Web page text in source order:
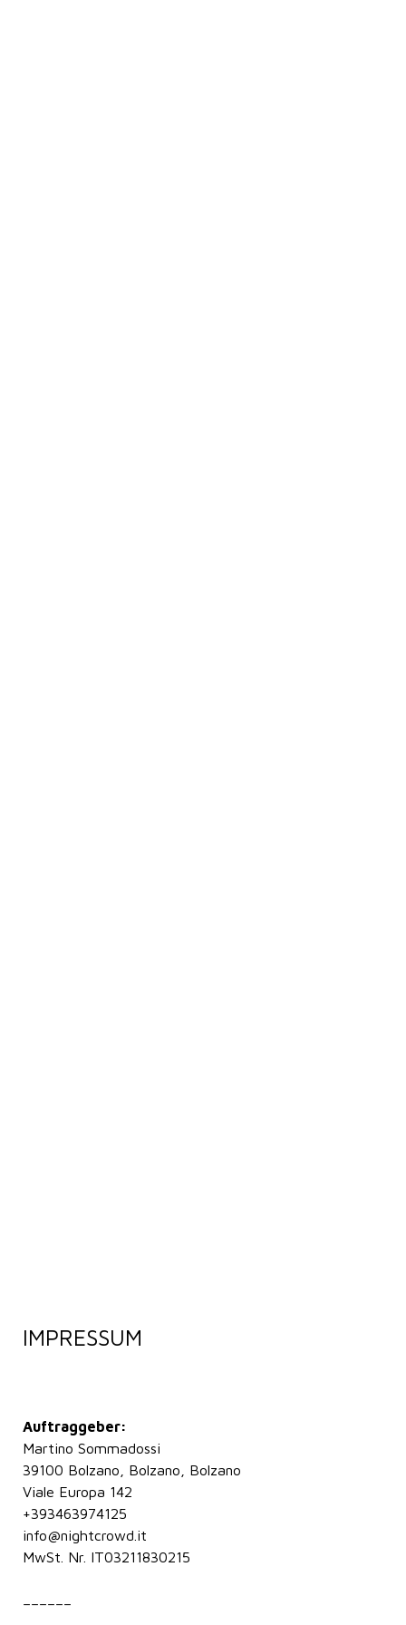
IMPRESSUM
Auftraggeber:
Martino Sommadossi
39100 Bolzano, Bolzano, Bolzano
Viale Europa 142
+393463974125
info@nightcrowd.it
MwSt. Nr. IT03211830215
––––––